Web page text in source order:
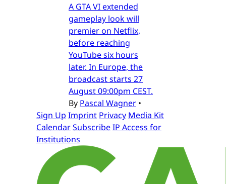
A GTA VI extended
gameplay look will
premier on Netflix,
before reaching
YouTube six hours
later. In Europe, the
broadcast starts 27
August 09:00pm CEST.
By Pascal Wagner •
Sign Up Imprint Privacy Media Kit
CalendarSubscribeIP Access for
Institutions